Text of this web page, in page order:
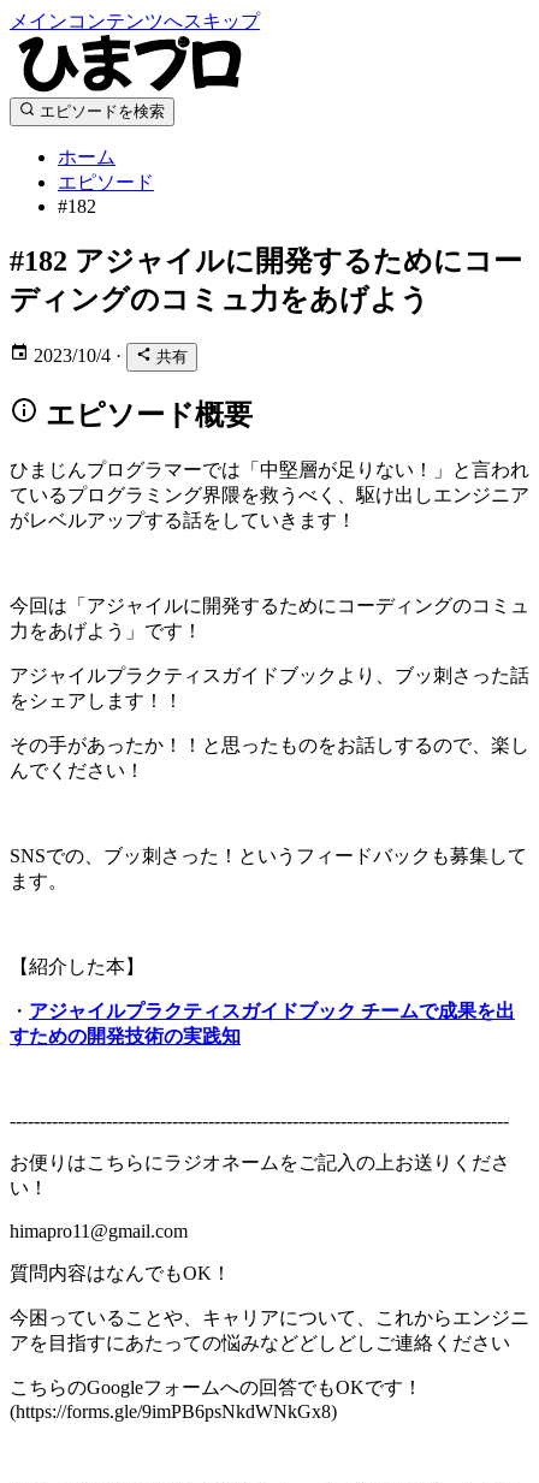
メインコンテンツへスキップ
エピソードを検索
ホーム
エピソード
#182
#182 アジャイルに開発するためにコー
ディングのコミュ力をあげよう
2023/10/4 · 共有
エピソード概要
ひまじんプログラマーでは「中堅層が足りない！」と言われ
ているプログラミング界隈を救うべく、駆け出しエンジニア
がレベルアップする話をしていきます！
今回は「アジャイルに開発するためにコーディングのコミュ
力をあげよう」です！
アジャイルプラクティスガイドブックより、ブッ刺さった話
をシェアします！！
その手があったか！！と思ったものをお話しするので、楽し
んでください！
SNSでの、ブッ刺さった！というフィードバックも募集して
ます。
【紹介した本】
・ アジャイルプラクティスガイドブック チームで成果を出
すための開発技術の実践知
-----------------------------------------------------------------------------------
お便りはこちらにラジオネームをご記入の上お送りくださ
い！
himapro11@gmail.com
質問内容はなんでもOK！
今困っていることや、キャリアについて、これからエンジニ
アを目指すにあたっての悩みなどどしどしご連絡ください
こちらのGoogleフォームへの回答でもOKです！
(https://forms.gle/9imPB6psNkdWNkGx8)